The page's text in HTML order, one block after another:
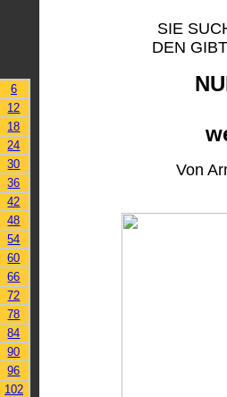
6
12
18
24
30
36
42
48
54
60
66
72
78
84
90
96
102
SIE
DEN
Von